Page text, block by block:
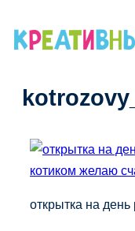
открытка на